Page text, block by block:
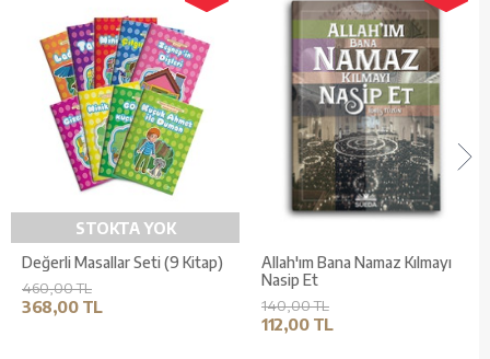
STOKTA YOK
Değerli Masallar Seti (9 Kitap)
460,00 TL
368,00 TL
Allah'ım Bana Namaz Kılmayı
Nasip Et
140,00 TL
112,00 TL